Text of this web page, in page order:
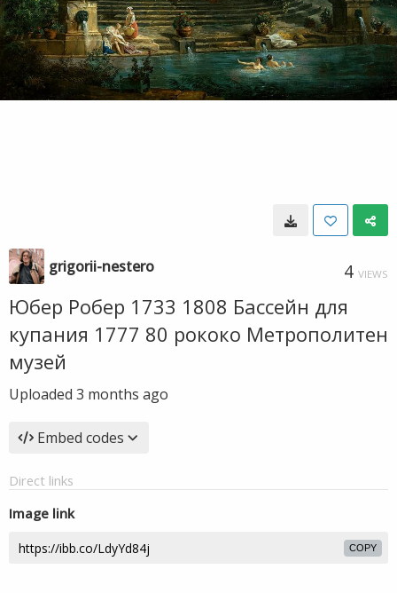
grigorii-nestero 4 VIEWS
Юбер Робер 1733 1808 Бассейн для
купания 1777 80 рококо Метрополитен
музей
Uploaded 3 months ago
Embed codes
Direct links
Image link
COPY